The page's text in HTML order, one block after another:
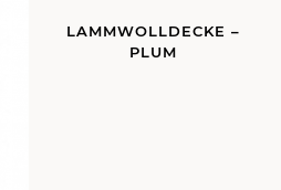
LAMMWOLLDECKE –
PLUM